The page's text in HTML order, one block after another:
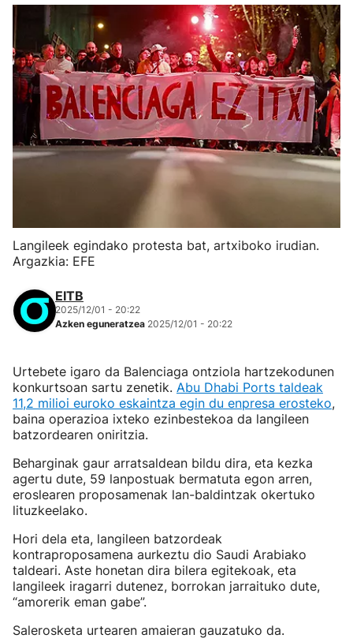
Langileek egindako protesta bat, artxiboko irudian.
Argazkia: EFE
EITB
2025/12/01 - 20:22
Azken eguneratzea 2025/12/01 - 20:22
Urtebete igaro da Balenciaga ontziola hartzekodunen
konkurtsoan sartu zenetik. Abu Dhabi Ports taldeak
11,2 milioi euroko eskaintza egin du enpresa erosteko,
baina operazioa ixteko ezinbestekoa da langileen
batzordearen oniritzia.
Beharginak gaur arratsaldean bildu dira, eta kezka
agertu dute, 59 lanpostuak bermatuta egon arren,
eroslearen proposamenak lan-baldintzak okertuko
lituzkeelako.
Hori dela eta, langileen batzordeak
kontraproposamena aurkeztu dio Saudi Arabiako
taldeari. Aste honetan dira bilera egitekoak, eta
langileek iragarri dutenez, borrokan jarraituko dute,
“amorerik eman gabe”.
Salerosketa urtearen amaieran gauzatuko da.